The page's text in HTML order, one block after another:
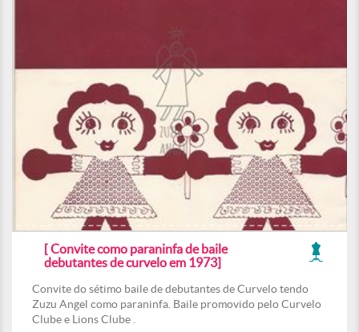
[ Convite como paraninfa de baile
debutantes de curvelo em 1973]
Convite do sétimo baile de debutantes de Curvelo tendo
Zuzu Angel como paraninfa. Baile promovido pelo Curvelo
Clube e Lions Clube .